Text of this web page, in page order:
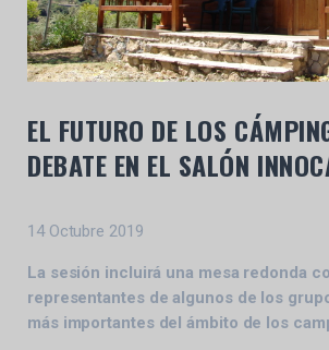
EL FUTURO DE LOS
DEBATE EN EL SALÓN
14 Octubre 2019
La sesión incluirá una mesa redonda
representantes de algunos de los
más importantes del ámbito de los